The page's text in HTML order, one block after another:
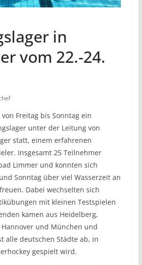
in
vom 22.-24.
Freitag bis Sonntag ein
unter der Leitung von
statt, einem erfahrenen
Insgesamt 25 Teilnehmer
Limmer und konnten sich
Sonntag über viel Wasserzeit an
Dabei wechselten sich
mit kleinen Testspielen
kamen aus Heidelberg,
und München und
alle deutschen Städte ab, in
gespielt wird.